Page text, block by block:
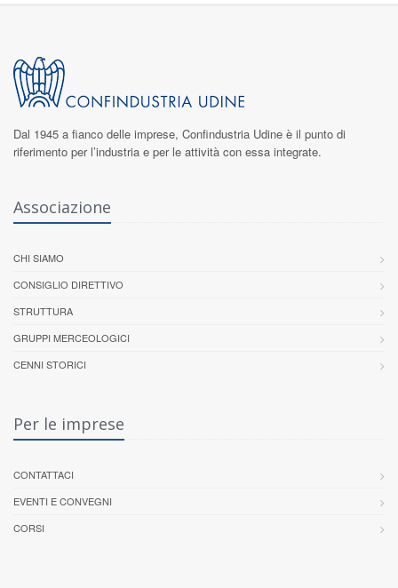
Dal 1945 a fianco delle imprese, Confindustria Udine è il punto di
riferimento per l’industria e per le attività con essa integrate.
Associazione
CHI SIAMO
CONSIGLIO DIRETTIVO
STRUTTURA
GRUPPI MERCEOLOGICI
CENNI STORICI
Per le imprese
CONTATTACI
EVENTI E CONVEGNI
CORSI